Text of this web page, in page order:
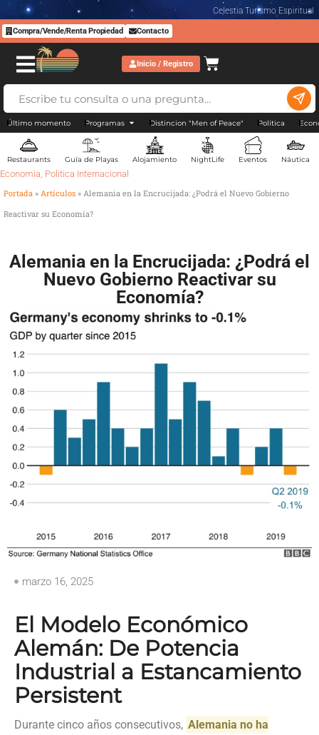
Celestia Turismo Espiritual
Compra/Vende/Renta Propiedad Contacto
Inicio / Registro
Último momento Programas Distincion "Men of Peace" Politica
Restaurants Guía de Playas Alojamiento NightLife Eventos Náutica
Economia, Politica Internacional
Portada » Artículos » Alemania en la Encrucijada: ¿Podrá el Nuevo Gobierno
Reactivar su Economía?
Alemania en la Encrucijada: ¿Podrá el
Nuevo Gobierno Reactivar su
Economía?
marzo 16, 2025
El Modelo Económico
Alemán: De Potencia
Industrial a Estancamiento
Persistent
Durante cinco años consecutivos, Alemania no ha